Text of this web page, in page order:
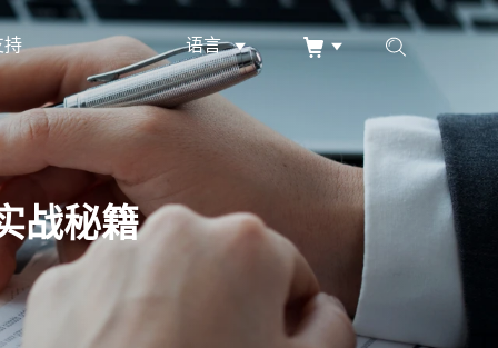
语言
战秘籍